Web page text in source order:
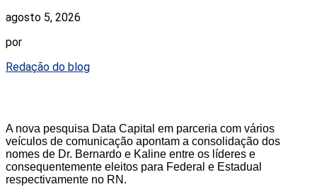
agosto 5, 2026
por
Redação do blog
A nova pesquisa Data Capital em parceria com vários
veículos de comunicação apontam a consolidação dos
nomes de Dr. Bernardo e Kaline entre os líderes e
consequentemente eleitos para Federal e Estadual
respectivamente no RN.